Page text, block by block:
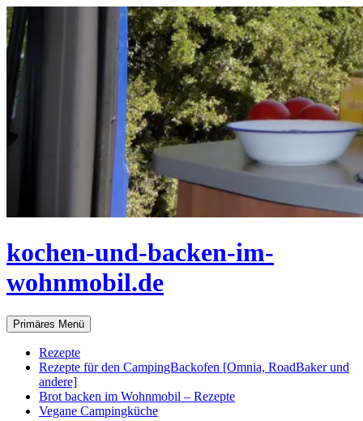
Zum
Inhalt
springen
kochen-und-backen-im-
wohnmobil.de
Suchen
Primäres Menü
Rezepte
Rezepte für den CampingBackofen [Omnia, RoadBaker und
andere]
Brot backen im Wohnmobil – Rezepte
Vegane Campingküche